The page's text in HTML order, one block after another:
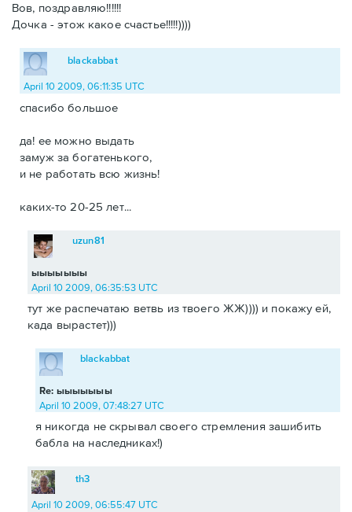
Вов, поздравляю!!!!!!
Дочка - этож какое счастье!!!!!))))
blackabbat
April 10 2009, 06:11:35 UTC
спасибо большое
да! ее можно выдать
замуж за богатенького,
и не работать всю жизнь!
каких-то 20-25 лет...
ыыыыыыы
uzun81
April 10 2009, 06:35:53 UTC
тут же распечатаю ветвь из твоего ЖЖ)))) и покажу ей,
када вырастет)))
Re: ыыыыыыы
blackabbat
April 10 2009, 07:48:27 UTC
я никогда не скрывал своего стремления зашибить
бабла на наследниках!)
th3
April 10 2009, 06:55:47 UTC